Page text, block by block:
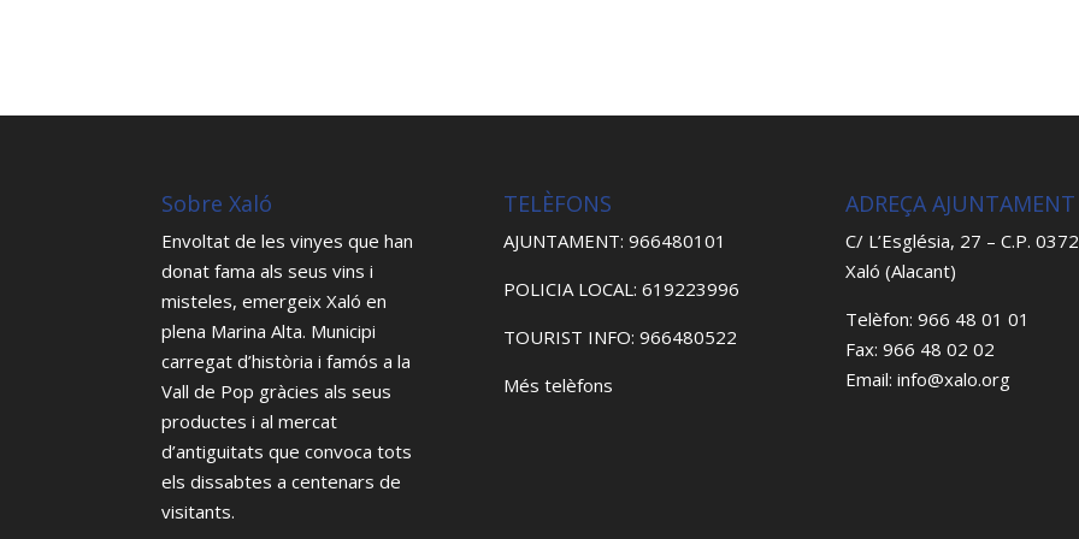
Sobre Xaló
Envoltat de les vinyes que han
donat fama als seus vins i
misteles, emergeix Xaló en
plena Marina Alta. Municipi
carregat d’història i famós a la
Vall de Pop gràcies als seus
productes i al mercat
d’antiguitats que convoca tots
els dissabtes a centenars de
visitants.
TELÈFONS
AJUNTAMENT: 966480101
POLICIA LOCAL: 619223996
TOURIST INFO: 966480522
Més telèfons
ADREÇA AJUNTAMENT
C/ L’Església, 27 – C.P.
Xaló (Alacant)
Telèfon: 966 48 01 01
Fax: 966 48 02 02
Email: info@xalo.org